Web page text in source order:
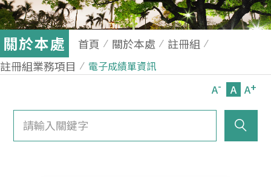
關於本處 首頁 關於本處
註冊組
註冊組業務項目
電子成績單資訊
A- A A+